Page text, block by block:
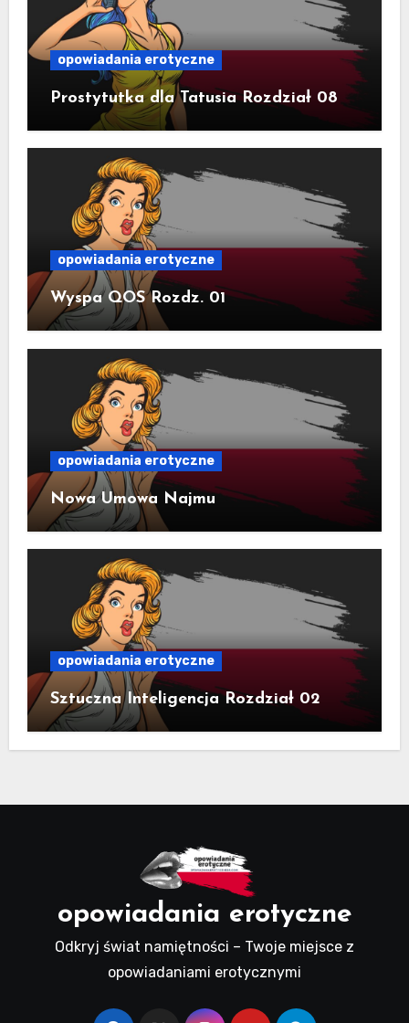
opowiadania erotyczne
Prostytutka dla Tatusia Rozdział 08
opowiadania erotyczne
Wyspa QOS Rozdz. 01
opowiadania erotyczne
Nowa Umowa Najmu
opowiadania erotyczne
Sztuczna Inteligencja Rozdział 02
opowiadania erotyczne
Odkryj świat namiętności – Twoje miejsce z
opowiadaniami erotycznymi